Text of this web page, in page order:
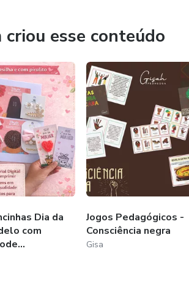
experiência com o Canva,
vai facilitar sua vida?
planejamento visual
organizada e profissional
entre família e escola
intencionalidade pedagógica
comunica compromisso,
esse conteúdo
Dia da
com
Jogos Pedagógicos -
Consciência negra
Gisa